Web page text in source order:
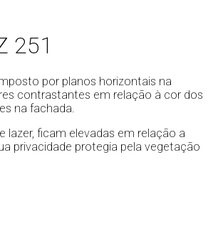
251
por planos horizontais na
contrastantes em relação à cor dos
na fachada.
lazer, ficam elevadas em relação a
privacidade protegia pela vegetação